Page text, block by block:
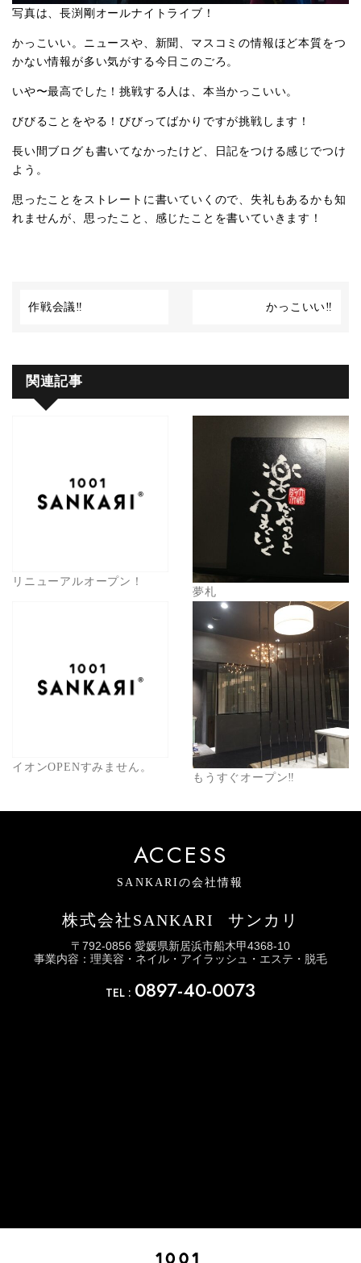
写真は、長渕剛オールナイトライブ！
かっこいい。ニュースや、新聞、マスコミの情報ほど本質をつ
かない情報が多い気がする今日このごろ。
いや〜最高でした！挑戦する人は、本当かっこいい。
びびることをやる！びびってばかりですが挑戦します！
長い間ブログも書いてなかったけど、日記をつける感じでつけ
よう。
思ったことをストレートに書いていくので、失礼もあるかも知
れませんが、思ったこと、感じたことを書いていきます！
作戦会議‼️ かっこいい‼️
関連記事
リニューアルオープン！
夢札
イオンOPENすみません。
もうすぐオープン‼︎
ACCESS
SANKARIの会社情報
株式会社SANKARI サンカリ
〒792-0856 愛媛県新居浜市船木甲4368-10
事業内容：理美容・ネイル・アイラッシュ・エステ・脱毛
TEL : 0897-40-0073